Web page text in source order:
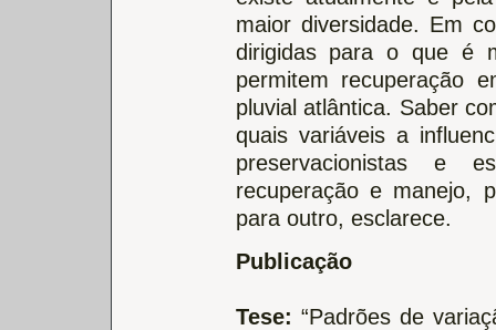
maior diversidade. Em
dirigidas para o que é
permitem recuperação
pluvial atlântica. Saber
quais variáveis a
preservacionistas e
recuperação e manejo,
para outro, esclarece.
Publicação
Tese: “Padrões de